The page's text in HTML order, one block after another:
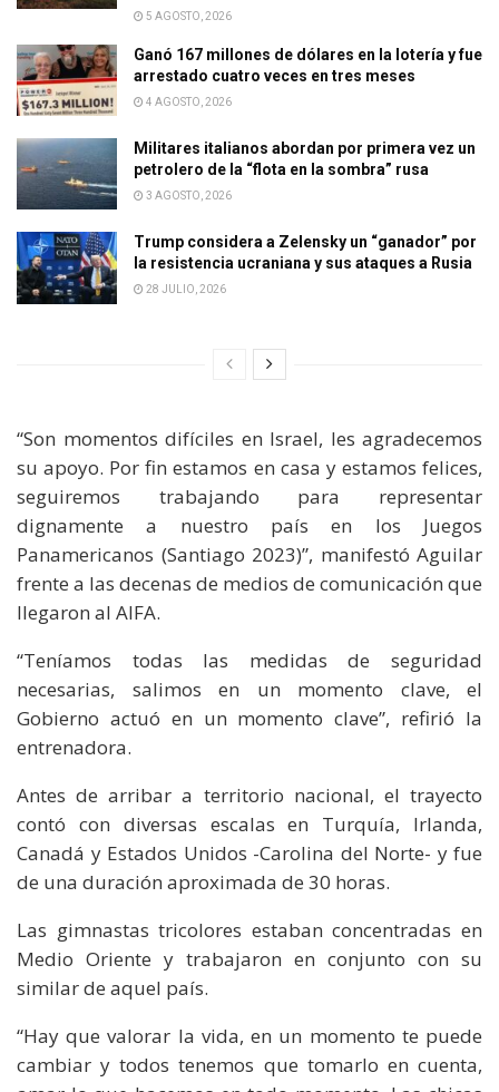
5 AGOSTO, 2026
Ganó 167 millones de dólares en la lotería y fue
arrestado cuatro veces en tres meses
4 AGOSTO, 2026
Militares italianos abordan por primera vez un
petrolero de la “flota en la sombra” rusa
3 AGOSTO, 2026
Trump considera a Zelensky un “ganador” por
la resistencia ucraniana y sus ataques a Rusia
28 JULIO, 2026
“Son momentos difíciles en Israel, les agradecemos
su apoyo. Por fin estamos en casa y estamos felices,
seguiremos trabajando para representar
dignamente a nuestro país en los Juegos
Panamericanos (Santiago 2023)”, manifestó Aguilar
frente a las decenas de medios de comunicación que
llegaron al AIFA.
“Teníamos todas las medidas de seguridad
necesarias, salimos en un momento clave, el
Gobierno actuó en un momento clave”, refirió la
entrenadora.
Antes de arribar a territorio nacional, el trayecto
contó con diversas escalas en Turquía, Irlanda,
Canadá y Estados Unidos -Carolina del Norte- y fue
de una duración aproximada de 30 horas.
Las gimnastas tricolores estaban concentradas en
Medio Oriente y trabajaron en conjunto con su
similar de aquel país.
“Hay que valorar la vida, en un momento te puede
cambiar y todos tenemos que tomarlo en cuenta,